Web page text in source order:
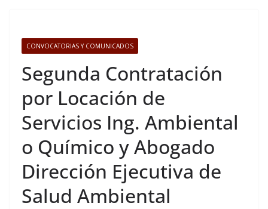
CONVOCATORIAS Y COMUNICADOS
Segunda Contratación
por Locación de
Servicios Ing. Ambiental
o Químico y Abogado
Dirección Ejecutiva de
Salud Ambiental